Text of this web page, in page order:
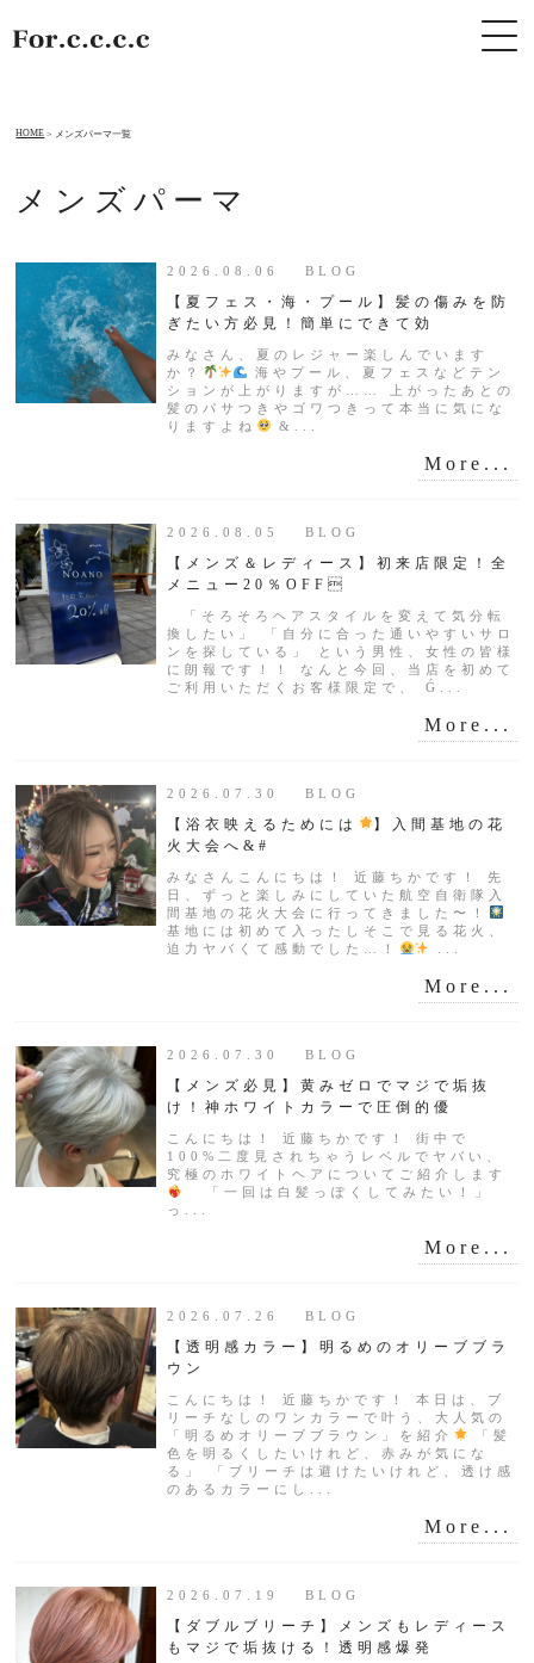
HOME メンズパーマ一覧
メンズパーマ
2026.08.06 BLOG
【夏フェス・海・プール】髪の傷みを防
ぎたい方必見！簡単にできて効
みなさん、夏のレジャー楽しんでいます
か？
海やプール、夏フェスなどテン
ションが上がりますが…… 上がったあとの
髪のパサつきやゴワつきって本当に気にな
りますよね
&...
More...
2026.08.05 BLOG
【メンズ＆レディース】初来店限定！全
メニュー20％OFF
「そろそろヘアスタイルを変えて気分転
換したい」 「自分に合った通いやすいサロ
ンを探している」 という男性、女性の皆様
に朗報です！！ なんと今回、当店を初めて
ご利用いただくお客様限定で、 Ǵ...
More...
2026.07.30 BLOG
【浴衣映えるためには
】入間基地の花
火大会へ&#
みなさんこんにちは！ 近藤ちかです！ 先
日、ずっと楽しみにしていた航空自衛隊入
間基地の花火大会に行ってきました〜！
基地には初めて入ったしそこで見る花火、
迫力ヤバくて感動でした…！
More...
2026.07.30 BLOG
【メンズ必見】黄みゼロでマジで垢抜
け！神ホワイトカラーで圧倒的優
こんにちは！ 近藤ちかです！ 街中で
100%二度見されちゃうレベルでヤバい、
究極のホワイトヘアについてご紹介します
「一回は白髪っぽくしてみたい！」
っ...
More...
2026.07.26 BLOG
【透明感カラー】明るめのオリーブブラ
ウン
こんにちは！ 近藤ちかです！ 本日は、ブ
リーチなしのワンカラーで叶う、大人気の
「明るめオリーブブラウン」を紹介
「髪
色を明るくしたいけれど、赤みが気にな
る」 「ブリーチは避けたいけれど、透け感
のあるカラーにし...
More...
2026.07.19 BLOG
【ダブルブリーチ】メンズもレディース
もマジで垢抜ける！透明感爆発